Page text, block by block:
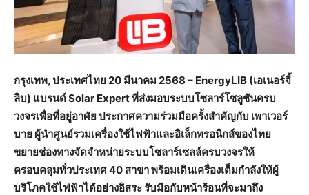
กรุงเทพ,ประเทศไทย 20 มีนาคม 2568 – EnergyLIB (เอเนอร์จี้
ลิบ) แบรนด์Solar Expertที่ส่งมอบระบบโซลาร์โซลูชันครบ
วงจรเพื่อที่อยู่อาศัยประกาศความร่วมมือครั้งสำคัญกับ เพาเวอร์
บาย ผู้นำศูนย์รวมเครื่องใช้ไฟฟ้าและอิเล็กทรอนิกส์ของไทย
ขยายช่องทางจัดจำหน่ายระบบโซลาร์เซลล์ครบวงจรให้
ครอบคลุมทั่วประเทศ40 สาขาพร้อมเดินเครื่องเต็มกำลังให้ผู้
บริโภคใช้ไฟฟ้าได้อย่างอิสระรับมือกับหน้าร้อนที่จะมาถึง